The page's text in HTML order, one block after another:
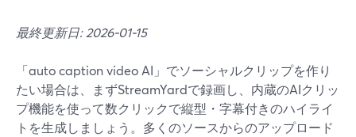
最終更新日: 2026-01-15
「auto caption video AI」でソーシャルクリップを作り
たい場合は、まずStreamYardで録画し、内蔵のAIクリッ
プ機能を使って数クリックで縦型・字幕付きのハイライ
トを生成しましょう。多くのソースからのアップロード